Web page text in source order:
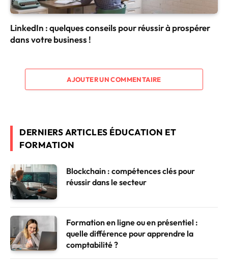
LinkedIn : quelques conseils pour réussir à prospérer
dans votre business !
AJOUTER UN COMMENTAIRE
DERNIERS ARTICLES ÉDUCATION ET
FORMATION
Blockchain : compétences clés pour
réussir dans le secteur
Formation en ligne ou en présentiel :
quelle différence pour apprendre la
comptabilité ?